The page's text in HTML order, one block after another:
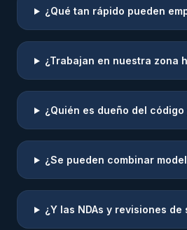
¿Qué tan rápido pueden
¿Trabajan en nuestra zona
¿Quién es dueño del código
¿Se pueden combinar
¿Y las NDAs y revisiones de